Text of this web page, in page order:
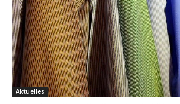
Aktuelles